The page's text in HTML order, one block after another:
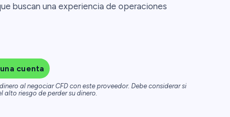
buscan una experiencia de operaciones
cuenta
al negociar CFD con este proveedor. Debe considerar si
alto riesgo de perder su dinero.